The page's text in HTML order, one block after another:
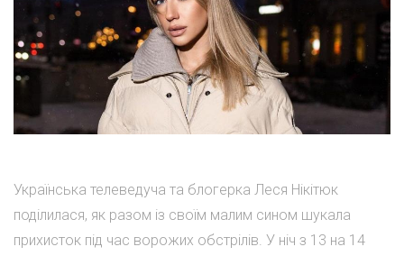
Українська телеведуча та блогерка Леся Нікітюк
поділилася, як разом із своїм малим сином шукала
прихисток під час ворожих обстрілів. У ніч з 13 на 14